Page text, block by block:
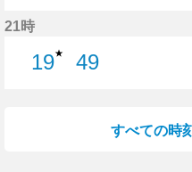
21時
19★
49
すべての時